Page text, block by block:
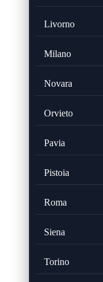
Livorno
Milano
Novara
Orvieto
Pavia
Pistoia
Roma
Siena
Torino